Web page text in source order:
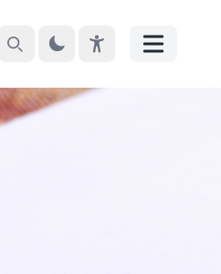
SuchenThemeEyeAbleMenü